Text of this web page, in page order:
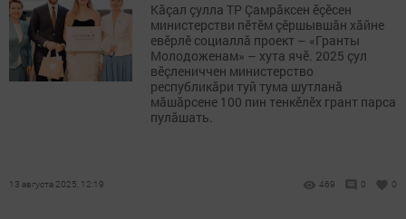
Кăçал çулла ТР Çамрăксен ӗçӗсен
министерстви пӗтӗм çӗршывшăн хăйне
евӗрлӗ социаллă проект – «Гранты
Молодоженам» – хута ячӗ. 2025 çул
вӗçлениччен министерство
республикăри туй тума шутланă
мăшăрсене 100 пин тенкӗлӗх грант парса
пулăшать.
13 августа 2025, 12:19 469 0 0